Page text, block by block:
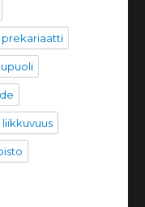
prekariaatti